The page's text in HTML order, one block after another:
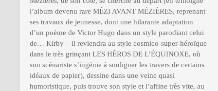
l’album devenu rare MÉZI AVANT MÉZIÈRES, reprenant
ses travaux de jeunesse, dont une hilarante adaptation
d’un poème de Victor Hugo dans un style parodiant celui
de… Kirby – il reviendra au style cosmico-super-héroïque
dans le très grinçant LES HÉROS DE L’ÉQUINOXE, où
son scénariste s’ingénie à souligner les travers de certains
idéaux de papier), dessine dans une veine quasi
humoristique, puis trouve son style et l’affine très vite, au